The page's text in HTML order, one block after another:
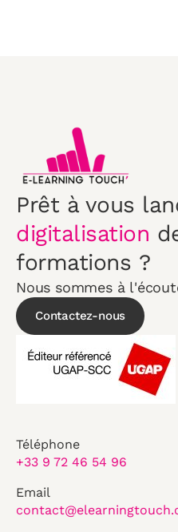
Prêt à vous
digitalisation
formations ?
Nous sommes à
Contactez-nous
Téléphone
+33 9 72 46 54 96
Email